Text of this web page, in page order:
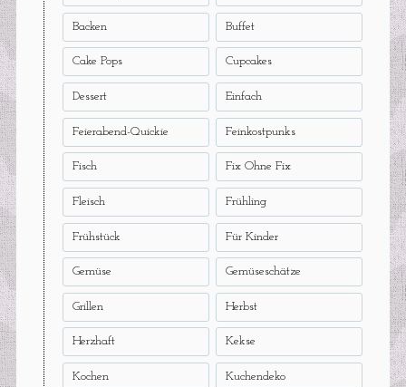
Backen Buffet
Cake Pops Cupcakes
Dessert Einfach
Feierabend-Quickie Feinkostpunks
Fisch Fix Ohne Fix
Fleisch Frühling
Frühstück Für Kinder
Gemüse Gemüseschätze
Grillen Herbst
Herzhaft Kekse
Kochen Kuchendeko